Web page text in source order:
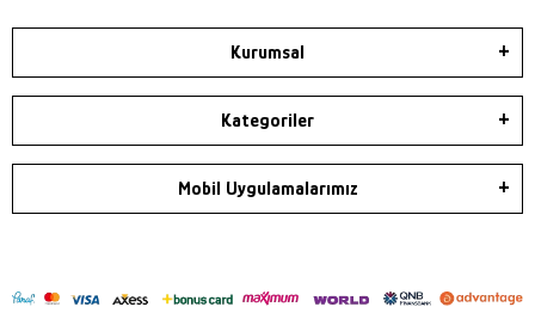
Kurumsal
Kategoriler
Mobil Uygulamalarımız